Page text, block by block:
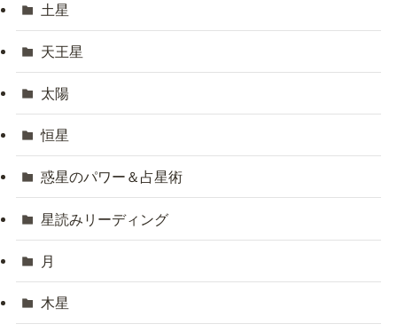
土星
天王星
太陽
恒星
惑星のパワー＆占星術
星読みリーディング
月
木星